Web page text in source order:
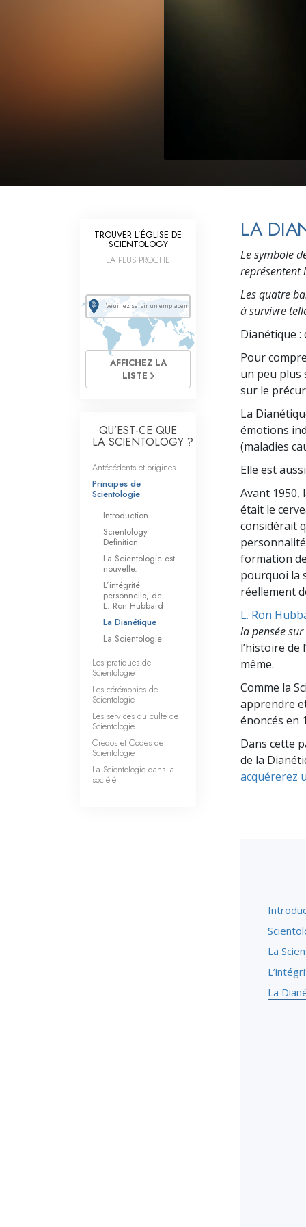
LA
Le symbole
représentent
Les quatre
à survivre
Dianétique :
Pour
un peu plus
sur le
La
émotions
(maladies
Elle est
Avant 1950,
était le
considérait
formation
pourquoi la
réellement
L. Ron
la pensée
l’histoire de
même.
Comme la
apprendre
énoncés en
Dans cette
de la
acquérerez
La
La
TROUVER L’ÉGLISE DE
SCIENTOLOGY
LA PLUS PROCHE
AFFICHEZ LA
LISTE
QU’EST-CE QUE
LA SCIENTOLOGY ?
Antécédents et origines
Principes de
Scientologie
Introduction
Scientology
Definition
La Scientologie est
nouvelle.
L’intégrité
personnelle, de
L. Ron Hubbard
La Dianétique
La Scientologie
Les pratiques de
Scientologie
Les cérémonies de
Scientologie
Les services du culte de
Scientologie
Credos et Codes de
Scientologie
La Scientologie dans la
société